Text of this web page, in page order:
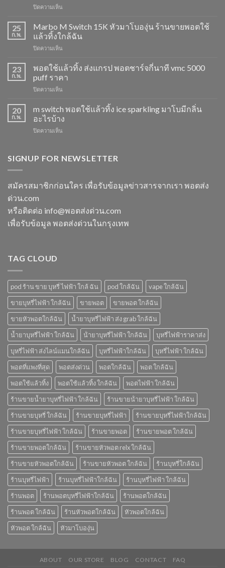
ปิดความเห็น
Switch
15K
วิธี
ดูด
ไม่
ให้
หัว
โบ
พีช
กลิ่น
ตมา
25
ก.พ.
Marbo M Switch 15K หัวมาโบองุ่น ร้านขายพอตใช้
แล้วทิ้งใกล้ฉัน
ปิดความเห็น
M
Switch
15K
หัว
โบ
องุ่น
ขาย
แล้ว
ฉัน
23
ก.พ.
พอตใช้แล้วทิ้ง ส่งแกรป พอตชาร์จกี่นาที vmc 5000
puff ราคา
ปิดความเห็น
แล้ว
ทิ้ง
ส่ง
ชาร์จ
vmc
ราคา
20
ก.พ.
m switch พอตใช้แล้วทิ้ง ice sparkling มาโบมีกลิ่น
อะไรบ้าง
ปิดความเห็น
พอต
ice
โบ
มี
SIGNUP FOR NEWSLETTER
สมัครสมาชิกก่อนใคร เพื่อรับข้อมูลข่าวสารจากเรา พอตส่ง
ด่วน.com
หรือติดต่อ info@พอตส่งด่วน.com
เพื่อรับข้อมูล พอตส่งด่วนในกรุงเทพ
TAG CLOUD
pod ร้าน ขาย บุหรี่ ไฟฟ้า ใกล้ ฉัน pod ใกล้ฉัน
vape ใกล้ฉัน
ขายบุหรี่ไฟฟ้า ใกล้ฉัน
ขายพอต
ขายพอต ใกล้ฉัน
ขายหัวพอตใกล้ฉัน
น้ำยาบุหรี่ไฟฟ้า ส่ง grab ใกล้ฉัน
น้ำยาบุหรี่ไฟฟ้า ใกล้ฉัน
น้ํายาบุหรี่ไฟฟ้า ใกล้ฉัน
บุหรี่ไฟฟ้าราคาส่ง
บุหรี่ไฟฟ้า ส่งไลน์แมนใกล้ฉัน
บุหรี่ไฟฟ้าใกล้ฉัน
บุหรี่ไฟฟ้า ใกล้ฉัน
พอตที่แพงที่สุด
พอตส่งด่วน พอตใกล้ฉัน
พอต ใกล้ฉัน
พอตใช้แล้วทิ้ง
พอตใช้แล้วทิ้ง ใกล้ฉัน
พอตไฟฟ้า ใกล้ฉัน
ร้านขายน้ำยาบุหรี่ไฟฟ้า ใกล้ฉัน
ร้านขายน้ํายาบุหรี่ไฟฟ้า ใกล้ฉัน
ร้านขายบุหรี่ ใกล้ฉัน
ร้านขายบุหรี่ไฟฟ้า
ร้านขายบุหรี่ไฟฟ้าใกล้ฉัน
ร้านขายบุหรี่ไฟฟ้า ใกล้ฉัน
ร้านขายพอต
ร้านขายพอต ใกล้ฉัน
ร้านขายพอตใกล้ฉัน
ร้านขายหัวพอต relx ใกล้ฉัน
ร้านขายหัวพอตใกล้ฉัน
ร้านขายหัวพอต ใกล้ฉัน
ร้านบุหรี่ใกล้ฉัน
ร้านบุหรี่ไฟฟ้า
ร้านบุหรี่ไฟฟ้าใกล้ฉัน
ร้านบุหรี่ไฟฟ้า ใกล้ฉัน
ร้านพอต
ร้านพอตบุหรี่ไฟฟ้าใกล้ฉัน
ร้านพอตใกล้ฉัน
ร้านพอต ใกล้ฉัน
ร้านหัวพอตใกล้ฉัน
หัวพอตใกล้ฉัน
หัวพอต ใกล้ฉัน
หัวมาโบองุ่น
ABOUT OUR STORE BLOG CONTACT FAQ